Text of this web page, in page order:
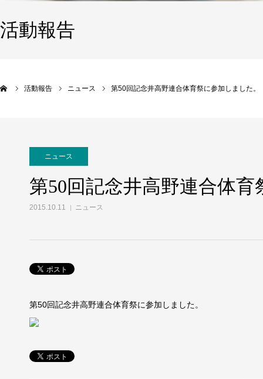
活動報告
活動報告 ニュース 第50回記念井高野連合体育祭に参加しました。
ニュース
第50回記念井高野連合体
2015.10.11 ニュース
第50回記念井高野連合体育祭に参加しました。